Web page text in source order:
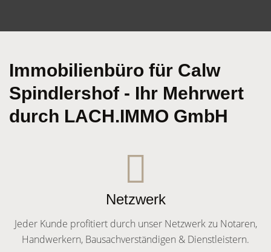
Immobilienbüro für Calw
Spindlershof - Ihr Mehrwert
durch LACH.IMMO GmbH
Netzwerk
Jeder Kunde profitiert durch unser Netzwerk zu Notaren,
Handwerkern, Bausachverständigen & Dienstleistern.